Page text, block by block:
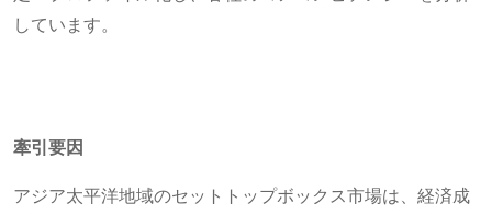
しています。
牽引要因
アジア太平洋地域のセットトップボックス市場は、経済成